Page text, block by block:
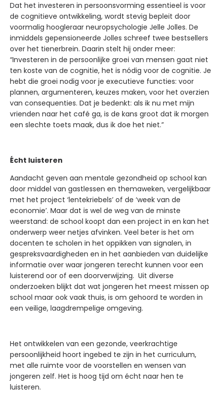
Dat het investeren in persoonsvorming essentieel is voor
de cognitieve ontwikkeling, wordt stevig bepleit door
voormalig hoogleraar neuropsychologie Jelle Jolles. De
inmiddels gepensioneerde Jolles schreef twee bestsellers
over het tienerbrein. Daarin stelt hij onder meer:
“Investeren in de persoonlijke groei van mensen gaat niet
ten koste van de cognitie, het is nódig voor de cognitie. Je
hebt die groei nodig voor je executieve functies: voor
plannen, argumenteren, keuzes maken, voor het overzien
van consequenties. Dat je bedenkt: als ik nu met mijn
vrienden naar het café ga, is de kans groot dat ik morgen
een slechte toets maak, dus ik doe het niet.”
Écht luisteren
Aandacht geven aan mentale gezondheid op school kan
door middel van gastlessen en themaweken, vergelijkbaar
met het project ‘lentekriebels’ of de ‘week van de
economie’. Maar dat is wel de weg van de minste
weerstand: de school koopt dan een project in en kan het
onderwerp weer netjes afvinken. Veel beter is het om
docenten te scholen in het oppikken van signalen, in
gespreksvaardigheden en in het aanbieden van duidelijke
informatie over waar jongeren terecht kunnen voor een
luisterend oor of een doorverwijzing. Uit diverse
onderzoeken blijkt dat wat jongeren het meest missen op
school maar ook vaak thuis, is om gehoord te worden in
een veilige, laagdrempelige omgeving.
Het ontwikkelen van een gezonde, veerkrachtige
persoonlijkheid hoort ingebed te zijn in het curriculum,
met alle ruimte voor de voorstellen en wensen van
jongeren zelf. Het is hoog tijd om écht naar hen te
luisteren.